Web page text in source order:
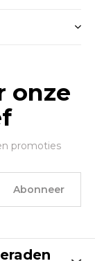
onze
promoties
Abonneer